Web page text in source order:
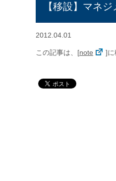
専用工
【移設】マネ
2012.04.01
この記事は、[note ]に